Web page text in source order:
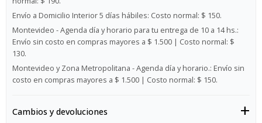
Envío a Domicilio Interior 5 días hábiles: Costo normal: $ 150.
Montevideo - Agenda día y horario para tu entrega de 10 a 14 hs.:
Envío sin costo en compras mayores a $ 1.500 | Costo normal: $
130.
Montevideo y Zona Metropolitana - Agenda día y horario.: Envío sin
costo en compras mayores a $ 1.500 | Costo normal: $ 150.
Cambios y devoluciones